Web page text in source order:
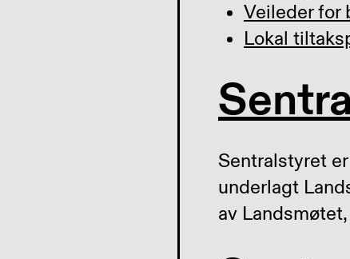
Veileder for
Lokal
Sentralstyret
underlagt
av